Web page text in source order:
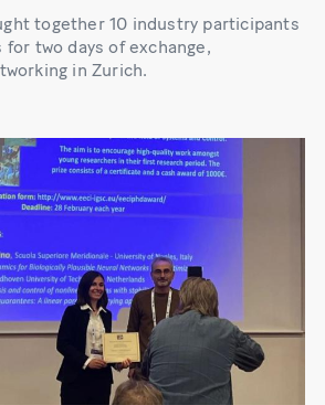
together 10 industry participants
for two days of exchange,
in Zurich.